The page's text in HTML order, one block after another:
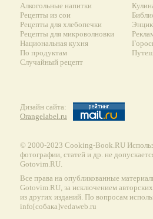
Алкогольные напитки
Рецепты из сои
Рецепты для хлебопечки
Рецепты для микроволновки
Национальная кухня
По продуктам
Случайный рецепт
Дизайн сайта:
Orangelabel.ru
© 2000-2023 Сooking-Book.RU
фотографии, статей и др. не
Gotovim.RU.
Все права на опубликованные
Gotovim.RU, за исключением
из других изданий. По вопросам
info[собака]vedaweb.ru